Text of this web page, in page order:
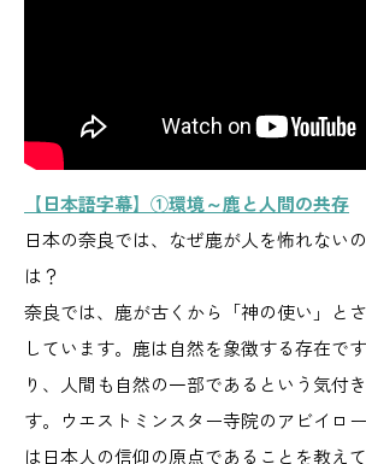
【日本語字幕】①環境～鹿と人間の共存
日本の奈良では、なぜ鹿が人を怖れない
は？
奈良では、鹿が古くから「神の使い」と
しています。鹿は自然を象徴する存在で
り、人間も自然の一部であるという気付
す。ウエストミンスター寺院のアビイロ
は日本人の信仰の原点であることを教え